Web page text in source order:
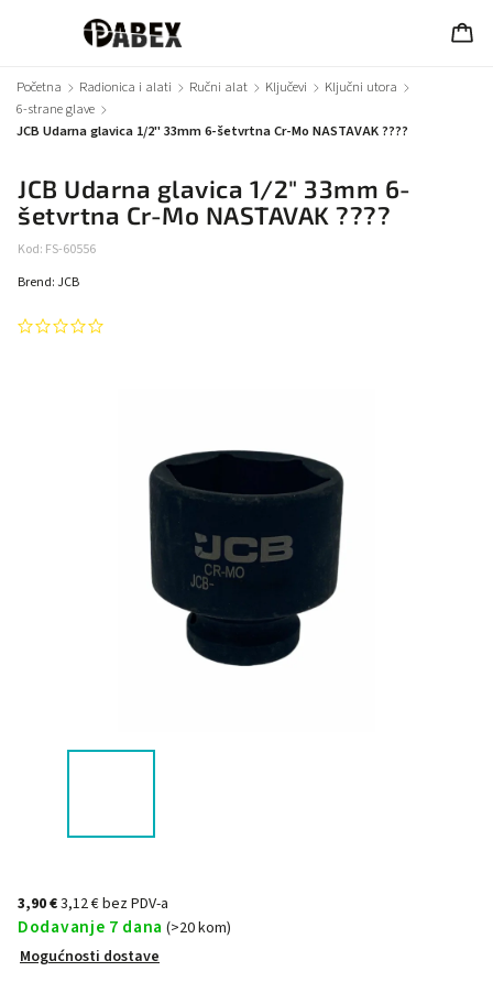
Početna / Radionica i alati / Ručni alat / Ključevi / Ključni utora /
6-strane glave /
JCB Udarna glavica 1/2" 33mm 6-šetvrtna Cr-Mo NASTAVAK ????
JCB Udarna glavica 1/2" 33mm 6-
šetvrtna Cr-Mo NASTAVAK ????
Kod: FS-60556
Brend:JCB
3,90 €3,12 € bez PDV-a
Dodavanje 7 dana (>20 kom)
Mogućnosti dostave